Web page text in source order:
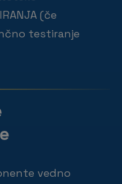
(če
testiranje
vedno